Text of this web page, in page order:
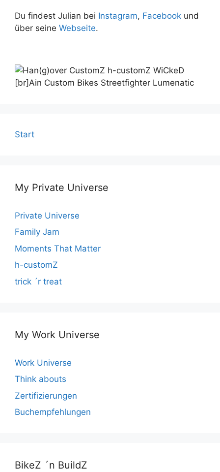
Du findest Julian bei Instagram, Facebook und
über seine Webseite.
Start
My Private Universe
Private Universe
Family Jam
Moments That Matter
h-customZ
trick ´r treat
My Work Universe
Work Universe
Think abouts
Zertifizierungen
Buchempfehlungen
BikeZ ´n BuildZ